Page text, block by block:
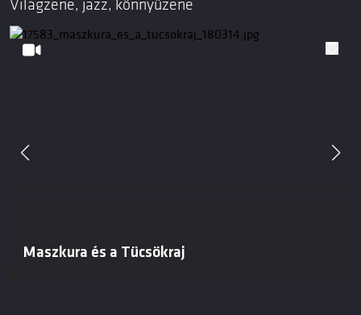
Világzene, jazz, könnyűzene
Maszkura és a Tücsökraj